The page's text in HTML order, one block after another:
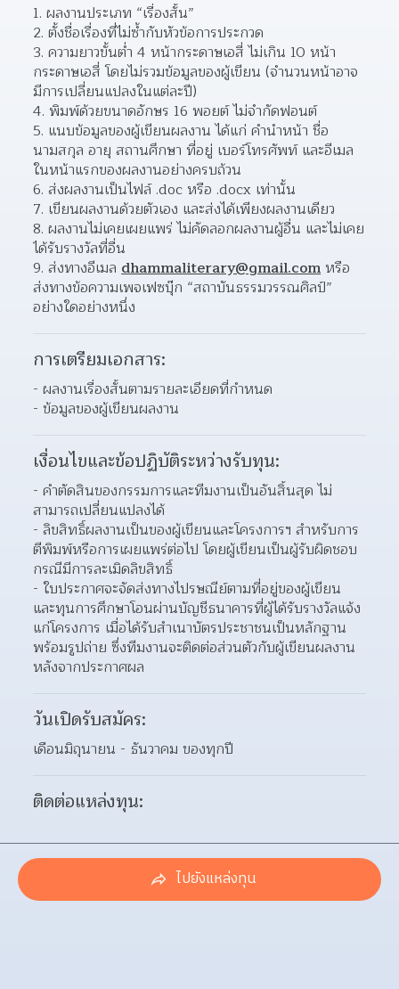
ผลงานประเภท “เรื่องสั้น”
ตั้งชื่อเรื่องที่ไม่ซ้ำกับหัวข้อการประกวด
ความยาวขั้นต่ำ 4 หน้ากระดาษเอสี่ ไม่เกิน 10 หน้า
กระดาษเอสี่ โดยไม่รวมข้อมูลของผู้เขียน (จำนวนหน้าอาจ
มีการเปลี่ยนแปลงในแต่ละปี)
พิมพ์ด้วยขนาดอักษร 16 พอยต์ ไม่จำกัดฟอนต์
แนบข้อมูลของผู้เขียนผลงาน ได้แก่ คำนำหน้า ชื่อ
นามสกุล อายุ สถานศึกษา ที่อยู่ เบอร์โทรศัพท์ และอีเมล
ในหน้าแรกของผลงานอย่างครบถ้วน
ส่งผลงานเป็นไฟล์ .doc หรือ .docx เท่านั้น
เขียนผลงานด้วยตัวเอง และส่งได้เพียงผลงานเดียว
ผลงานไม่เคยเผยแพร่ ไม่คัดลอกผลงานผู้อื่น และไม่เคย
ได้รับรางวัลที่อื่น
ส่งทางอีเมล dhammaliterary@gmail.com หรือ
ส่งทางข้อความเพจเฟซบุ๊ก “สถาบันธรรมวรรณศิลป์”
อย่างใดอย่างหนึ่ง
การเตรียมเอกสาร:
- ผลงานเรื่องสั้นตามรายละเอียดที่กำหนด
- ข้อมูลของผู้เขียนผลงาน
เงื่อนไขและข้อปฏิบัติระหว่างรับทุน:
- คำตัดสินของกรรมการและทีมงานเป็นอันสิ้นสุด ไม่
สามารถเปลี่ยนแปลงได้
- ลิขสิทธิ์ผลงานเป็นของผู้เขียนและโครงการฯ สำหรับการ
ตีพิมพ์หรือการเผยแพร่ต่อไป โดยผู้เขียนเป็นผู้รับผิดชอบ
กรณีมีการละเมิดลิขสิทธิ์
- ใบประกาศจะจัดส่งทางไปรษณีย์ตามที่อยู่ของผู้เขียน
และทุนการศึกษาโอนผ่านบัญชีธนาคารที่ผู้ได้รับรางวัลแจ้ง
แก่โครงการ เมื่อได้รับสำเนาบัตรประชาชนเป็นหลักฐาน
พร้อมรูปถ่าย ซึ่งทีมงานจะติดต่อส่วนตัวกับผู้เขียนผลงาน
หลังจากประกาศผล
วันเปิดรับสมัคร:
เดือนมิถุนายน - ธันวาคม ของทุกปี
ติดต่อแหล่งทุน:
ไปยังแหล่งทุน